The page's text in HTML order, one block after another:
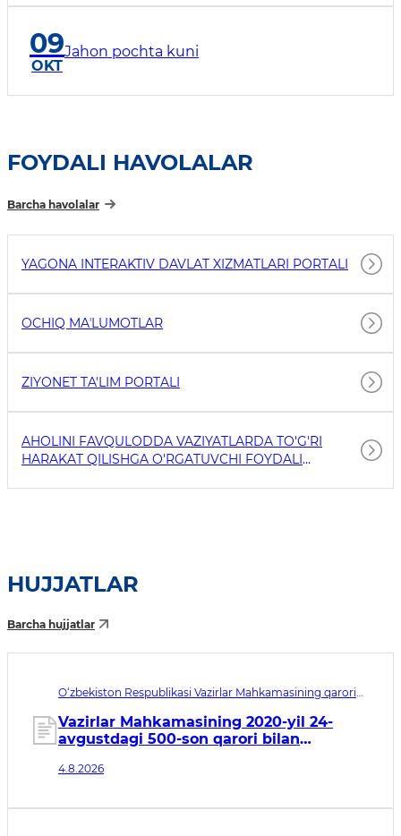
09
OKT
Jahon pochta kuni
FOYDALI HAVOLALAR
Barcha havolalar
YAGONA INTERAKTIV DAVLAT XIZMATLARI PORTALI
OCHIQ MAʼLUMOTLAR
ZIYONET TA'LIM PORTALI
AHOLINI FAVQULODDA VAZIYATLARDA TO'G'RI
HARAKAT QILISHGA O'RGATUVCHI FOYDALI
HUJJATLAR
Barcha hujjatlar
O‘zbekiston Respublikasi Vazirlar Mahkamasining qarori
sanasi 06.01.2027
Vazirlar Mahkamasining 2020-yil 24-
avgustdagi 500-son qarori bilan
operatorlar to‘g‘risidagi nizomga
4.8.2026